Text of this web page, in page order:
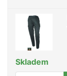
Skladem